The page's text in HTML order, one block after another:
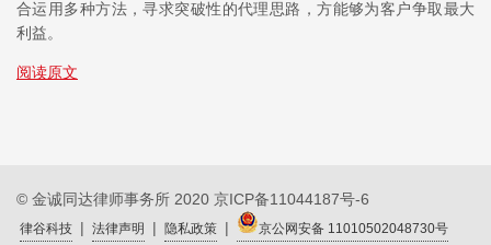
合运用多种方法，寻求突破性的代理思路，方能够为客户争取最大
利益。
阅读原文
© 金诚同达律师事务所 2020 京ICP备11044187号-6
律谷科技 | 法律声明 | 隐私政策 | 京公网安备 11010502048730号